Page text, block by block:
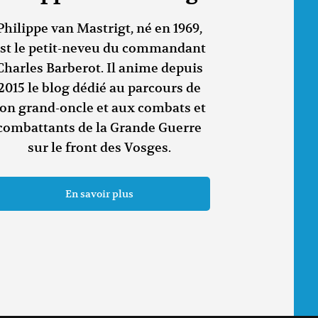
van Mastrigt, né en 1969,
le petit-neveu du commandant
Barberot. Il anime depuis
le blog dédié au parcours de
grand-oncle et aux combats et
de la Grande Guerre
sur le front des Vosges.
En savoir plus